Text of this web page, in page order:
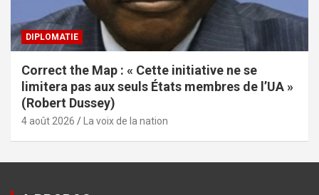
DIPLOMATIE
Correct the Map : « Cette initiative ne se
limitera pas aux seuls États membres de l’UA »
(Robert Dussey)
4 août 2026 La voix de la nation